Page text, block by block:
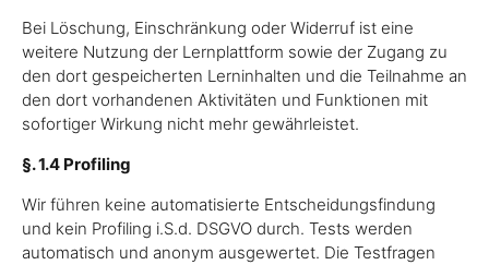
Bei Löschung, Einschränkung oder Widerruf ist eine
weitere Nutzung der Lernplattform sowie der Zugang zu
den dort gespeicherten Lerninhalten und die Teilnahme an
den dort vorhandenen Aktivitäten und Funktionen mit
sofortiger Wirkung nicht mehr gewährleistet.
§. 1.4 Profiling
Wir führen keine automatisierte Entscheidungsfindung
und kein Profiling i.S.d. DSGVO durch. Tests werden
automatisch und anonym ausgewertet. Die Testfragen